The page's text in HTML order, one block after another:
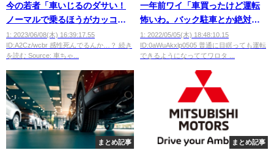
今の若者「車いじるのダサい！
ノーマルで乗るほうがカッコい
い！」←これwwwwww
1: 2023/06/08(木) 16:39:17.55
ID:A2Cz/wcbr 感性死んでるんか…？ 続き
を読む Source: 車ちゃ...
一年前ワイ「車買ったけど運転
怖いわ。バック駐車とか絶対で
きるようにならんわ」
1: 2022/05/05(木) 18:48:10.15
ID:0aWuAkxlp0505 普通に目瞑っても運転
できるようになっててワロタ ...
まとめ記事 まとめ記事